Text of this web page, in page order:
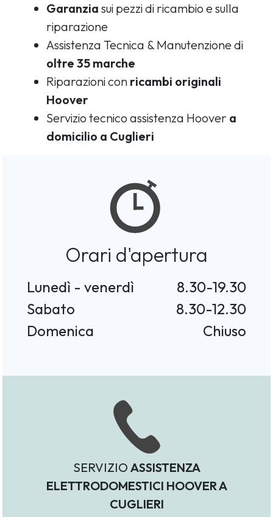
Garanzia sui pezzi di ricambio e sulla
riparazione
Assistenza Tecnica & Manutenzione di
oltre 35 marche
Riparazioni con ricambi originali
Hoover
Servizio tecnico assistenza Hoover a
domicilio a Cuglieri
Orari d'apertura
Lunedì - venerdì
8.30-19.30
Sabato
8.30-12.30
Domenica
Chiuso
SERVIZIO ASSISTENZA
ELETTRODOMESTICI HOOVER A
CUGLIERI